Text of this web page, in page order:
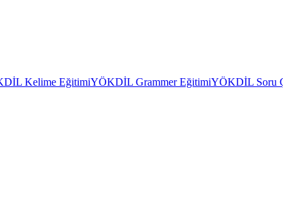
Kelime EğitimiYÖKDİL Grammer EğitimiYÖKDİL Soru